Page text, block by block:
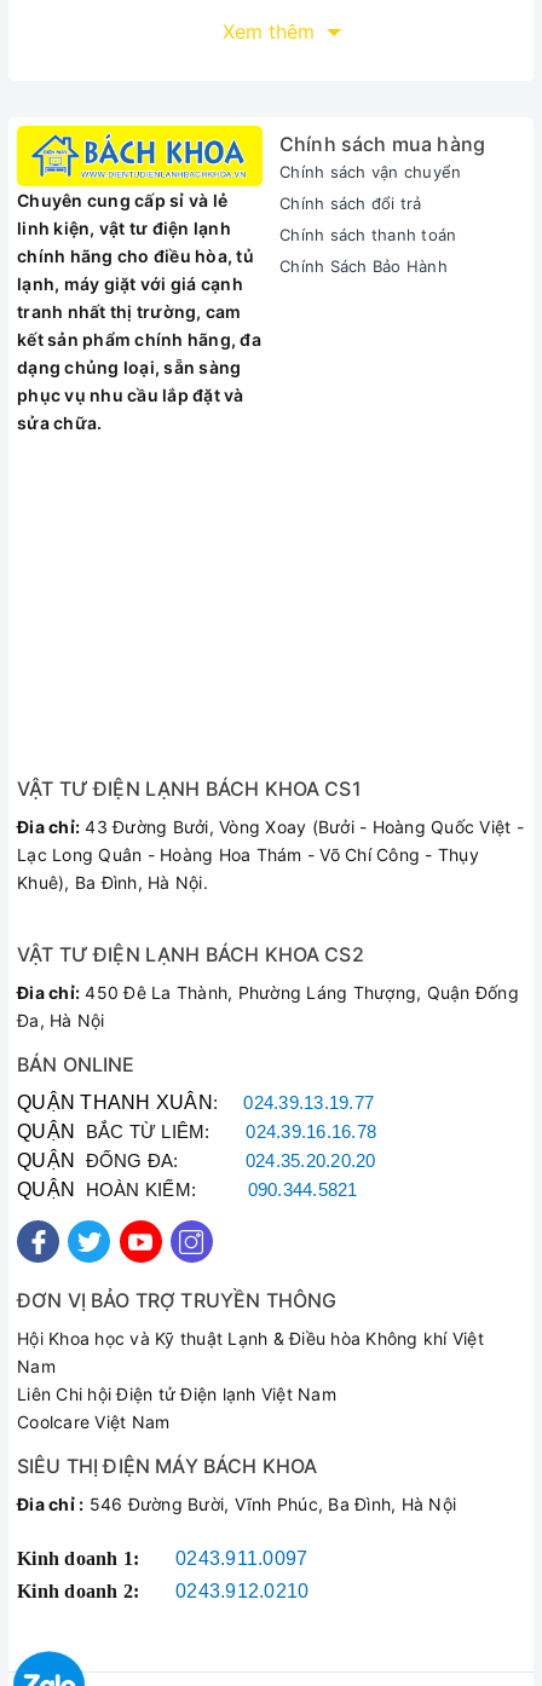
Xem thêm
Chuyên cung cấp sỉ và lẻ
linh kiện, vật tư điện lạnh
chính hãng cho điều hòa, tủ
lạnh, máy giặt với giá cạnh
tranh nhất thị trường, cam
kết sản phẩm chính hãng, đa
dạng chủng loại, sẵn sàng
phục vụ nhu cầu lắp đặt và
sửa chữa.
Chính sách mua hàng
Chính sách vận chuyển
Chính sách đổi trả
Chính sách thanh toán
Chính Sách Bảo Hành
VẬT TƯ ĐIỆN LẠNH BÁCH KHOA CS1
Đia chỉ: 43 Đường Bưởi, Vòng Xoay (Bưởi - Hoàng Quốc Việt -
Lạc Long Quân - Hoàng Hoa Thám - Võ Chí Công - Thụy
Khuê), Ba Đình, Hà Nội.
VẬT TƯ ĐIỆN LẠNH BÁCH KHOA CS2
Đia chỉ: 450 Đê La Thành, Phường Láng Thượng, Quận Đống
Đa, Hà Nội
BÁN ONLINE
QUẬN THANH XUÂN :024.39.13.19.77
QUẬN BẮC TỪ LIÊM:024.39.16.16.78
QUẬN ĐỐNG ĐA: 024.35.20.20.20
QUẬN HOÀN KIẾM: 090.344.5821
ĐƠN VỊ BẢO TRỢ TRUYỀN THÔNG
Hội Khoa học và Kỹ thuật Lạnh & Điều hòa Không khí Việt
Nam
Liên Chi hội Điện tử Điện lạnh Việt Nam
Coolcare Việt Nam
SIÊU THỊ ĐIỆN MÁY BÁCH KHOA
Đia chỉ : 546 Đường Bười, Vĩnh Phúc, Ba Đình, Hà Nội
Kinh doanh 1:
0243.911.0097
Kinh doanh 2:
0243.912.0210